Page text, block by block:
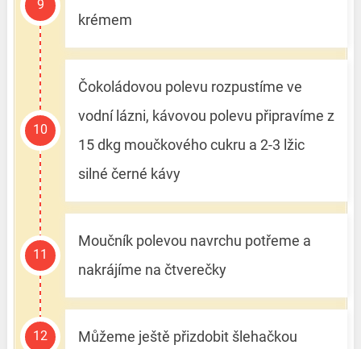
krémem
Čokoládovou polevu rozpustíme ve
vodní lázni, kávovou polevu připravíme z
15 dkg moučkového cukru a 2-3 lžic
silné černé kávy
Moučník polevou navrchu potřeme a
nakrájíme na čtverečky
Můžeme ještě přizdobit šlehačkou